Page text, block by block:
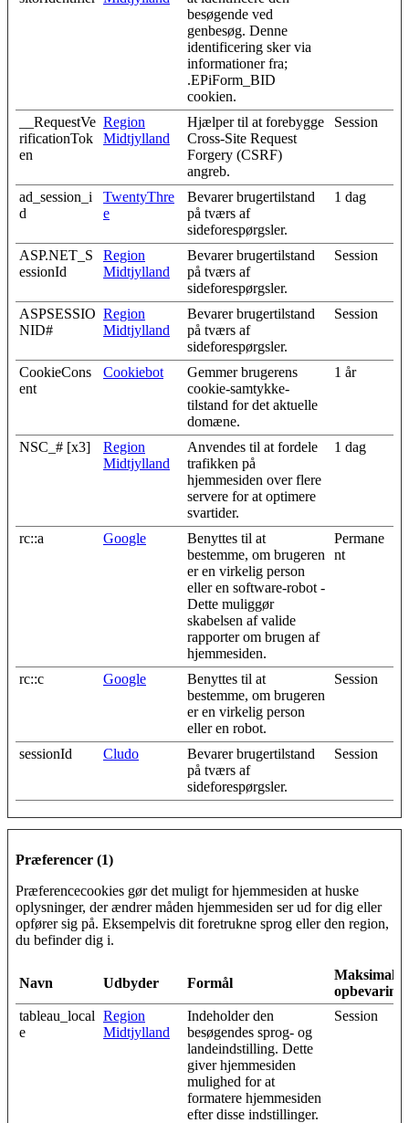
besøgende ved
genbesøg. Denne
identificering sker via
informationer fra;
.EPiForm_BID
cookien.
__RequestVe
rificationTok
en
Region
Midtjylland
Hjælper til at forebygge
Cross-Site Request
Forgery (CSRF)
angreb.
Session
ad_session_i
d
TwentyThre
e
Bevarer brugertilstand
på tværs af
sideforespørgsler.
1 dag
ASP.NET_S
essionId
Region
Midtjylland
Bevarer brugertilstand
på tværs af
sideforespørgsler.
Session
ASPSESSIO
NID#
Region
Midtjylland
Bevarer brugertilstand
på tværs af
sideforespørgsler.
Session
CookieCons
ent
Cookiebot
Gemmer brugerens
cookie-samtykke-
tilstand for det aktuelle
domæne.
1 år
NSC_# [x3]
Region
Midtjylland
Anvendes til at fordele
trafikken på
hjemmesiden over flere
servere for at optimere
svartider.
1 dag
rc::a Google
Benyttes til at
bestemme, om brugeren
er en virkelig person
eller en software-robot -
Dette muliggør
skabelsen af valide
rapporter om brugen af
hjemmesiden.
Permane
nt
rc::c Google
Benyttes til at
bestemme, om brugeren
er en virkelig person
eller en robot.
Session
sessionId Cludo
Bevarer brugertilstand
på tværs af
sideforespørgsler.
Session
Præferencer (1)
Præferencecookies gør det muligt for hjemmesiden at huske
oplysninger, der ændrer måden hjemmesiden ser ud for dig eller
opfører sig på. Eksempelvis dit foretrukne sprog eller den region,
du befinder dig i.
Navn Udbyder Formål
Maksimal
tableau_local
e
Region
Midtjylland
Indeholder den
besøgendes sprog- og
landeindstilling. Dette
giver hjemmesiden
mulighed for at
formatere hjemmesiden
efter disse indstillinger.
Session